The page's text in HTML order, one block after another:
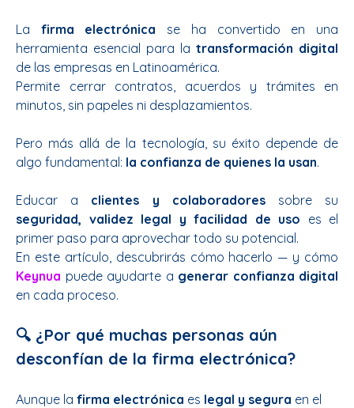
La firma electrónica se ha convertido en una
herramienta esencial para la transformación digital
de las empresas en Latinoamérica.
Permite cerrar contratos, acuerdos y trámites en
minutos, sin papeles ni desplazamientos.
Pero más allá de la tecnología, su éxito depende de
algo fundamental: la confianza de quienes la usan.
Educar a clientes y colaboradoressobre su
seguridad, validez legal y facilidad de uso es el
primer paso para aprovechar todo su potencial.
En este artículo, descubrirás cómo hacerlo — y cómo
Keynua puede ayudarte a generar confianza digital
en cada proceso.
🔍 ¿Por qué muchas personas aún
desconfían de la firma electrónica?
Aunque la firma electrónica es legal y segura en el